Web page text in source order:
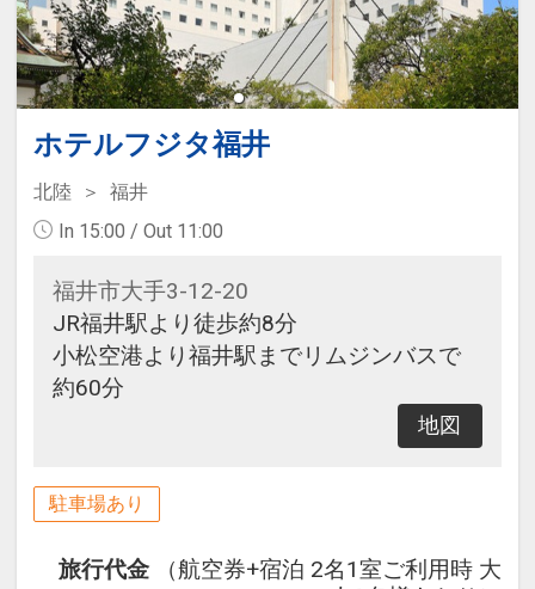
ホテルフジタ福井
北陸
福井
In 15:00 / Out 11:00
福井市大手3-12-20
JR福井駅より徒歩約8分
小松空港より福井駅までリムジンバスで
約60分
地図
駐車場あり
旅行代金
（航空券+宿泊 2名1室ご利用時 大